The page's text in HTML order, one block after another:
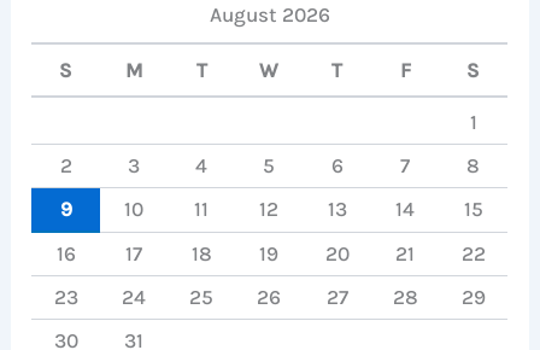
August 2026
S M T W T F S
1
2
3 4 5 6 7
8
9
10 11 12 13 14
15
16
17 18 19 20 21
22
23
24 25 26 27 28
29
30
31